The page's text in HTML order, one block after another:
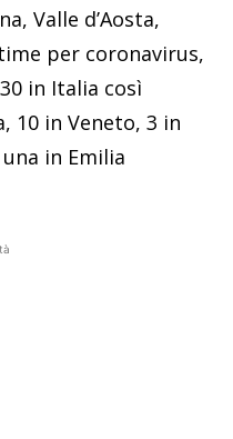
Valle d’Aosta,
per coronavirus,
in Italia così
10 in Veneto, 3 in
in Emilia